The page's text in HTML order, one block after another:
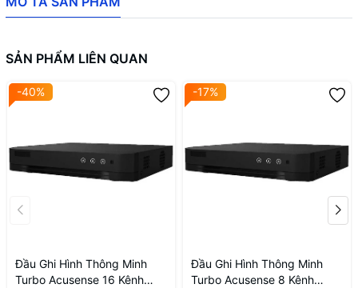
SẢN PHẨM LIÊN QUAN
-40%
Đầu Ghi Hình Thông Minh
Turbo Acusense 16 Kênh
-17%
Đầu Ghi Hình Thông Minh
Turbo Acusense 8 Kênh